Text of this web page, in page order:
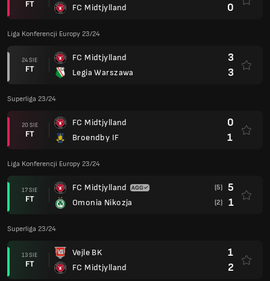
FT
FC Midtjylland
0
Liga Konferencji Europy 23/24
24 SIE
FT
FC Midtjylland
Legia Warszawa
3
3
Superliga 23/24
20 SIE
FT
FC Midtjylland
Broendby IF
0
1
Liga Konferencji Europy 23/24
17 SIE
FT
FC Midtjylland
Omonia Nikozja
(5) 5
(2) 1
Superliga 23/24
13 SIE
FT
Vejle BK
FC Midtjylland
1
2